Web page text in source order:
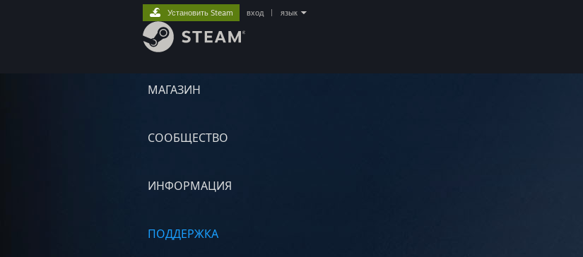
МАГАЗИН
СООБЩЕСТВО
ИНФОРМАЦИЯ
ПОДДЕРЖКА
Установить Steam вход язык